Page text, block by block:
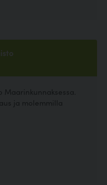
Maarinkunnaksessa.
ja molemmilla